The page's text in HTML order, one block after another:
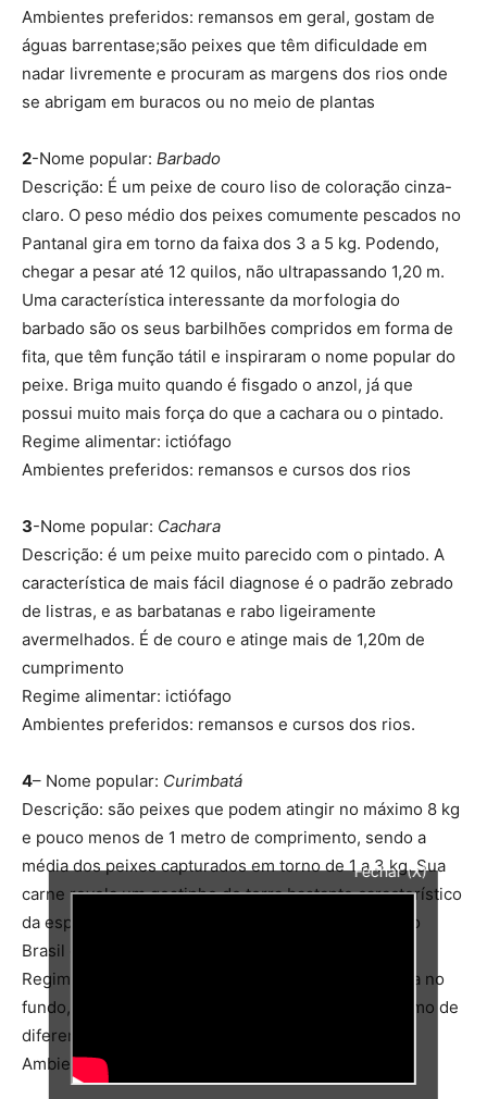
Ambientes preferidos: remansos em geral, gostam de
águas barrentase;são peixes que têm dificuldade em
nadar livremente e procuram as margens dos rios onde
se abrigam em buracos ou no meio de plantas
2-Nome popular: Barbado
Descrição: É um peixe de couro liso de coloração cinza-
claro. O peso médio dos peixes comumente pescados no
Pantanal gira em torno da faixa dos 3 a 5 kg. Podendo,
chegar a pesar até 12 quilos, não ultrapassando 1,20 m.
Uma característica interessante da morfologia do
barbado são os seus barbilhões compridos em forma de
fita, que têm função tátil e inspiraram o nome popular do
peixe. Briga muito quando é fisgado o anzol, já que
possui muito mais força do que a cachara ou o pintado.
Regime alimentar: ictiófago
Ambientes preferidos: remansos e cursos dos rios
3-Nome popular: Cachara
Descrição: é um peixe muito parecido com o pintado. A
característica de mais fácil diagnose é o padrão zebrado
de listras, e as barbatanas e rabo ligeiramente
avermelhados. É de couro e atinge mais de 1,20m de
cumprimento
Regime alimentar: ictiófago
Ambientes preferidos: remansos e cursos dos rios.
4– Nome popular: Curimbatá
Descrição: são peixes que podem atingir no máximo 8 kg
e pouco menos de 1 metro de comprimento, sendo a
média dos peixes capturados em torno de 1 a 3 kg. Sua
carne revela um gostinho de terra bastante característico
da espécie. Daí ser conhecida em outras regiões do
Brasil com papaterra.
Regime alimentar: alimentam-se da lama acumulada no
fundo, rica em restos de animais e plantas, bem como de
diferentes tipos de organismos que ali vivem.
Ambientes preferidos: remansos e cursos dos rios.
Fechar (X)